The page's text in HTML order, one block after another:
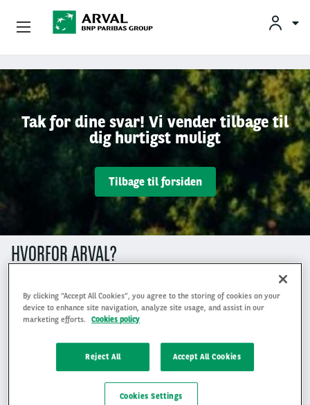
Gå til hovedindhold
Tak for dine svar! Vi vender tilbage til
dig hurtigst muligt
Tilbage til forsiden
HVORFOR ARVAL?
Privatleasing
Erhvervsleasing
Mobilitetsløsninger
Min Leasingbil
By clicking “Accept All Cookies”, you agree to the storing of cookies on your
device to enhance site navigation, analyze site usage, and assist in our
marketing efforts.
Cookies policy
Reject All Accept All Cookies
Cookies Settings